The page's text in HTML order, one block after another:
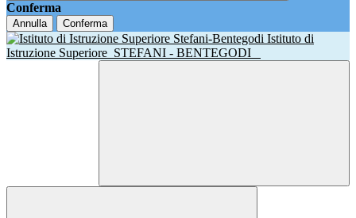
Conferma
Annulla Conferma
Istituto di
Istruzione Superiore STEFANI - BENTEGODI